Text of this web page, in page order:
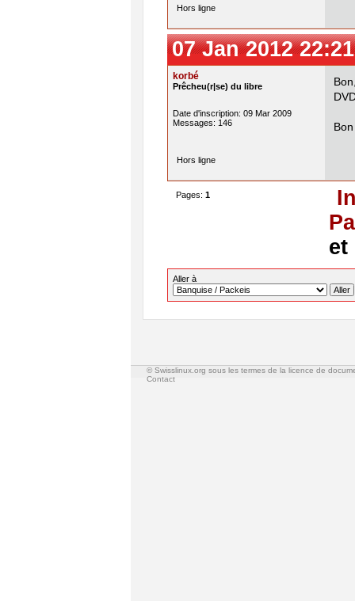
Hors ligne
07 Jan 2012
korbé
Prêcheu(r|se) du libre
Date d'inscription: 09 Mar 2009
Messages: 146
Hors ligne
Pages: 1
et
Aller à
© Swisslinux.org sous les termes de la licence de
Contact